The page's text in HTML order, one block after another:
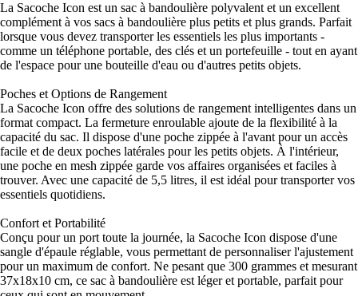
La Sacoche Icon est un sac à bandoulière polyvalent et un excellent
complément à vos sacs à bandoulière plus petits et plus grands. Parfait
lorsque vous devez transporter les essentiels les plus importants -
comme un téléphone portable, des clés et un portefeuille - tout en ayant
de l'espace pour une bouteille d'eau ou d'autres petits objets.
Poches et Options de Rangement
La Sacoche Icon offre des solutions de rangement intelligentes dans un
format compact. La fermeture enroulable ajoute de la flexibilité à la
capacité du sac. Il dispose d'une poche zippée à l'avant pour un accès
facile et de deux poches latérales pour les petits objets. À l'intérieur,
une poche en mesh zippée garde vos affaires organisées et faciles à
trouver. Avec une capacité de 5,5 litres, il est idéal pour transporter vos
essentiels quotidiens.
Confort et Portabilité
Conçu pour un port toute la journée, la Sacoche Icon dispose d'une
sangle d'épaule réglable, vous permettant de personnaliser l'ajustement
pour un maximum de confort. Ne pesant que 300 grammes et mesurant
37x18x10 cm, ce sac à bandoulière est léger et portable, parfait pour